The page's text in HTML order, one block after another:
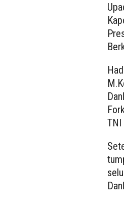
TNI